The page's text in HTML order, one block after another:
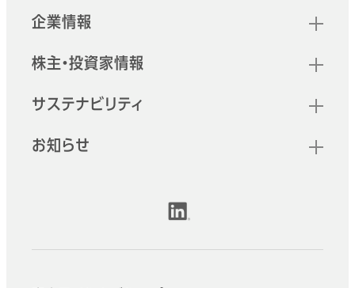
クイックリンク
企業情報
株主・投資家情報
サステナビリティ
お知らせ